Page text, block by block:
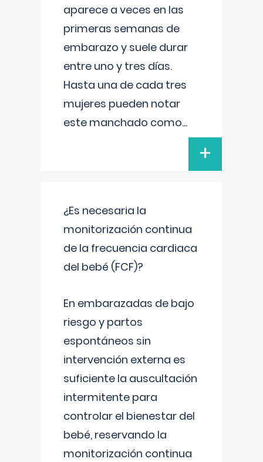
aparece a veces en las
primeras semanas de
embarazo y suele durar
entre uno y tres días.
Hasta una de cada tres
mujeres pueden notar
este manchado como...
+
¿Es necesaria la
monitorización continua
de la frecuencia cardiaca
del bebé (FCF)?
En embarazadas de bajo
riesgo y partos
espontáneos sin
intervención externa es
suficiente la auscultación
intermitente para
controlar el bienestar del
bebé, reservando la
monitorización continua